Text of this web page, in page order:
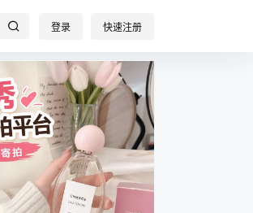
登录 快速注册